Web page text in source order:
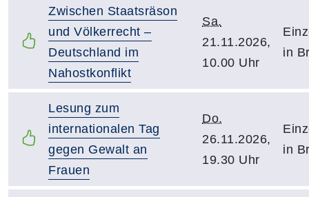
Zwischen Staatsräson
und Völkerrecht –
Deutschland im
Nahostkonflikt
Sa.
21.11.2026,
10.00 Uhr
in
Lesung zum
internationalen Tag
gegen Gewalt an
Frauen
Do.
26.11.2026,
19.30 Uhr
in